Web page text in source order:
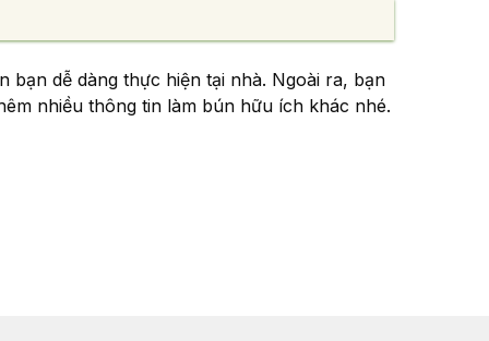
dễ dàng thực hiện tại nhà. Ngoài ra, bạn
nhiều thông tin làm bún hữu ích khác nhé.